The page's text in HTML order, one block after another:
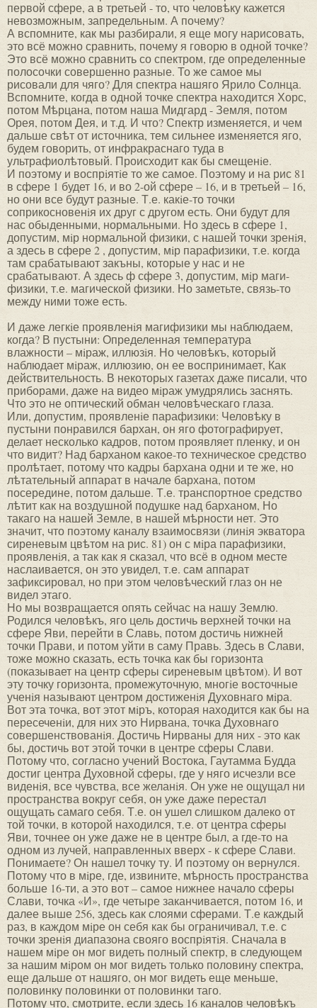
первой сфере, а в третьей - то, что человѣку кажется
невозможным, запредельным. А почему?
А вспомните, как мы разбирали, я еще могу нарисовать,
это всё можно сравнить, почему я говорю в одной точке?
Это всё можно сравнить со спектром, где определенные
полосочки совершенно разные. То же самое мы
рисовали для чяго? Для спектра нашяго Ярило Солнца.
Вспомните, когда в одной точке спектра находится Хорс,
потом Мѣрцана, потом наша Мидгард - Земля, потом
Орея, потом Дея, и т.д. И что? Спектр изменяется, и чем
дальше свѣт от источника, тем сильнее изменяется яго,
будем говорить, от инфракраснаго туда в
ультрафиолѣтовый. Происходит как бы смещенiе.
И поэтому и воспрiятiе то же самое. Поэтому и на рис 81
в сфере 1 будет 16, и во 2-ой сфере – 16, и в третьей – 16,
но они все будут разные. Т.е. какiе-то точки
соприкосновенiя их друг с другом есть. Они будут для
нас обыденными, нормальными. Но здесь в сфере 1,
допустим, мiр нормальной физики, с нашей точки зренiя,
а здесь в сфере 2 , допустим, мiр парафизики, т.е. когда
там срабатывают закъны, которые у нас и не
срабатывают. А здесь ф сфере 3, допустим, мiр маги-
физики, т.е. магической физики. Но заметьте, связь-то
между ними тоже есть.
И даже легкiе проявленiя магифизики мы наблюдаем,
когда? В пустыни: Определенная температура
влажности – мiраж, иллюзiя. Но человѣкъ, который
наблюдает мiраж, иллюзию, он ее воспринимает, Как
действительность. В некоторых газетах даже писали, что
приборами, даже на видео мiраж умудрялись заснять.
Что это не оптический обман человѣческаго глаза.
Или, допустим, проявленiе парафизики: Человѣку в
пустыни понравился бархан, он яго фотографирует,
делает несколько кадров, потом проявляет пленку, и он
что видит? Над барханом какое-то техническое средство
пролѣтает, потому что кадры бархана одни и те же, но
лѣтательный аппарат в начале бархана, потом
посередине, потом дальше. Т.е. транспортное средство
лѣтит как на воздушной подушке над барханом, Но
такаго на нашей Земле, в нашей мѣрности нет. Это
значит, что поэтому каналу взаимосвязи (линiя экватора
сиреневым цвѣтом на рис. 81) он с мiра парафизики,
проявленiя, а так как я сказал, что всё в одном месте
наслаивается, он это увидел, т.е. сам аппарат
зафиксировал, но при этом человѣческий глаз он не
видел этаго.
Но мы возвращается опять сейчас на нашу Землю.
Родился человѣкъ, яго цель достичь верхней точки на
сфере Яви, перейти в Славь, потом достичь нижней
точки Прави, и потом уйти в саму Правь. Здесь в Слави,
тоже можно сказать, есть точка как бы горизонта
(показывает на центр сферы сиреневым цвѣтом). И вот
эту точку горизонта, промежуточную, многiе восточные
ученiя называют центром достиженiя Духовнаго мiра.
Вот эта точка, вот этот мiръ, которая находится как бы на
пересеченiи, для них это Нирвана, точка Духовнаго
совершенствованiя. Достичь Нирваны для них - это как
бы, достичь вот этой точки в центре сферы Слави.
Потому что, согласно учений Востока, Гаутамма Будда
достиг центра Духовной сферы, где у няго исчезли все
виденiя, все чувства, все желанiя. Он уже не ощущал ни
пространства вокруг себя, он уже даже перестал
ощущать самаго себя. Т.е. он ушел слишком далеко от
той точки, в которой находился, т.е. от центра сферы
Яви, точнее он уже даже не в центре был, а где-то на
одном из лучей, направленных вверх - к сфере Слави.
Понимаете? Он нашел точку ту. И поэтому он вернулся.
Потому что в мiре, где, извините, мѣрность пространства
больше 16-ти, а это вот – самое нижнее начало сферы
Слави, точка «И», где четыре заканчивается, потом 16, и
далее выше 256, здесь как слоями сферами. Т.е каждый
раз, в каждом мiре он себя как бы ограничивал, т.е. с
точки зренiя диапазона свояго воспрiятiя. Сначала в
нашем мiре он мог видеть полный спектр, в следующем
за нашим мiром он мог видеть только половину спектра,
еще дальше от нашяго, он мог видеть еще меньше,
половинку половинки от половинки таго.
Потому что, смотрите, если здесь 16 каналов человѣкъ